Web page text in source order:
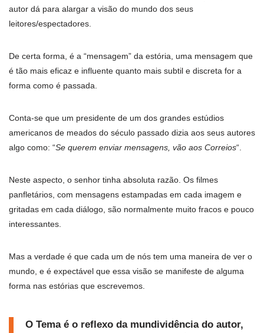
autor dá para alargar a visão do mundo dos seus
leitores/espectadores.
De certa forma, é a “mensagem” da estória, uma mensagem que
é tão mais eficaz e influente quanto mais subtil e discreta for a
forma como é passada.
Conta-se que um presidente de um dos grandes estúdios
americanos de meados do século passado dizia aos seus autores
algo como: “Se querem enviar mensagens, vão aos Correios“.
Neste aspecto, o senhor tinha absoluta razão. Os filmes
panfletários, com mensagens estampadas em cada imagem e
gritadas em cada diálogo, são normalmente muito fracos e pouco
interessantes.
Mas a verdade é que cada um de nós tem uma maneira de ver o
mundo, e é expectável que essa visão se manifeste de alguma
forma nas estórias que escrevemos.
O Tema é o reflexo da mundividência do autor,